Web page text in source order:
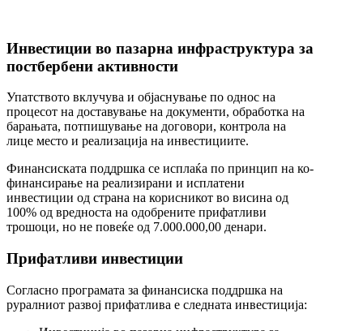
Инвестиции во пазарна инфраструктура за
постбербени активности
Упатството вклучува и објаснување по однос на
процесот на доставување на документи, обработка на
барањата, потпишување на договори, контрола на
лице место и реализација на инвестициите.
Финансиската поддршка се исплаќа по принцип на ко-
финансирање на реализирани и исплатени
инвестиции од страна на корисникот во висина од
100% од вредноста на одобрените прифатливи
трошоци, но не повеќе од 7.000.000,00 денари.
Прифатливи инвестиции
Согласно програмата за финансиска поддршка на
руралниот развој прифатлива е следната инвестиција: